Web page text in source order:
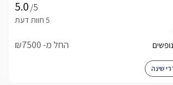
/5
החל מ- ₪7500